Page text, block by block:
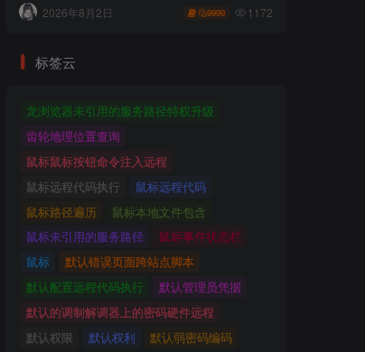
2026年8月2日 9999 1172
标签云
龙浏览器未引用的服务路径特权升级
齿轮地理位置查询
鼠标鼠标按钮命令注入远程
鼠标远程代码执行
鼠标远程代码
鼠标路径遍历
鼠标本地文件包含
鼠标未引用的服务路径
鼠标事件状态栏
鼠标
默认错误页面跨站点脚本
默认配置远程代码执行
默认管理员凭据
默认的调制解调器上的密码硬件远程
默认权限
默认权利
默认弱密码编码